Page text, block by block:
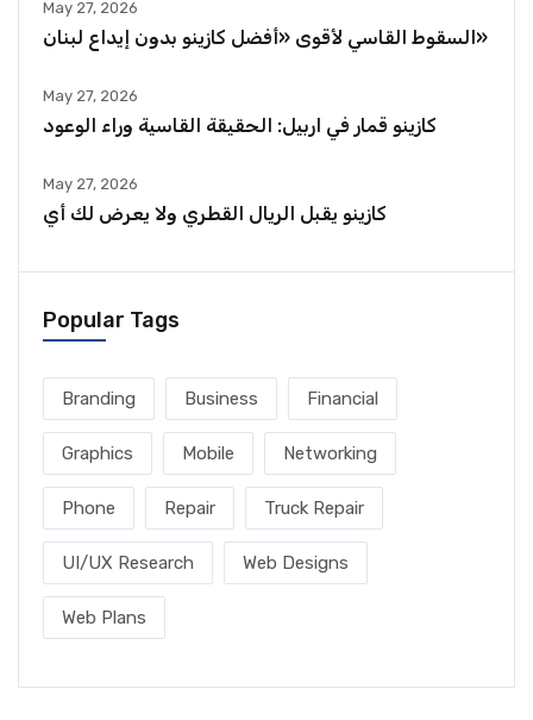
May 27, 2026
السقوط القاسي لأقوى «أفضل كازينو بدون إيداع لبنان»
May 27, 2026
كازينو قمار في اربيل: الحقيقة القاسية وراء الوعود
May 27, 2026
كازينو يقبل الريال القطري ولا يعرض لك أي
Popular Tags
Branding Business Financial
Graphics Mobile Networking
Phone Repair Truck Repair
UI/UX Research Web Designs
Web Plans